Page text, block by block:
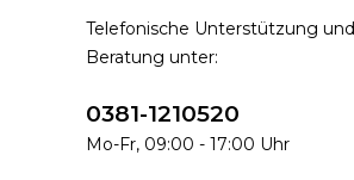
Telefonische Unterstützung und
Beratung unter:
0381-1210520
Mo-Fr, 09:00 - 17:00 Uhr